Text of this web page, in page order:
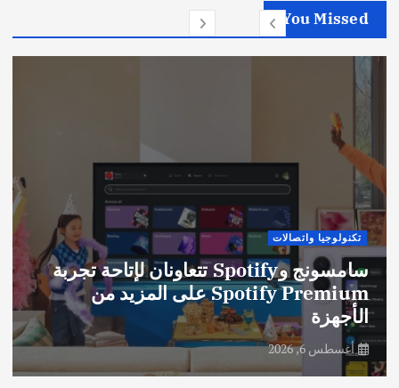
You Missed
تكنولوجيا واتصالات
سامسونج وSpotify تتعاونان لإتاحة تجربة
Spotify Premium على المزيد من
الأجهزة
أغسطس 6, 2026